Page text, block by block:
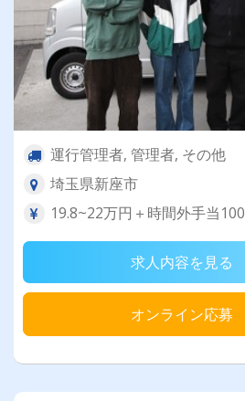
運行管理者, 管理者, その他
埼玉県新座市
19.8~22万円＋時間外手当
求人内容を見る
オンライン応募